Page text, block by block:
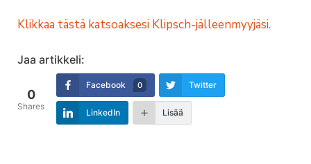
Klikkaa tästä katsoaksesi Klipsch-jälleenmyyjäsi.
Jaa artikkeli:
0
Shares
Facebook 0 Twitter
LinkedIn Lisää